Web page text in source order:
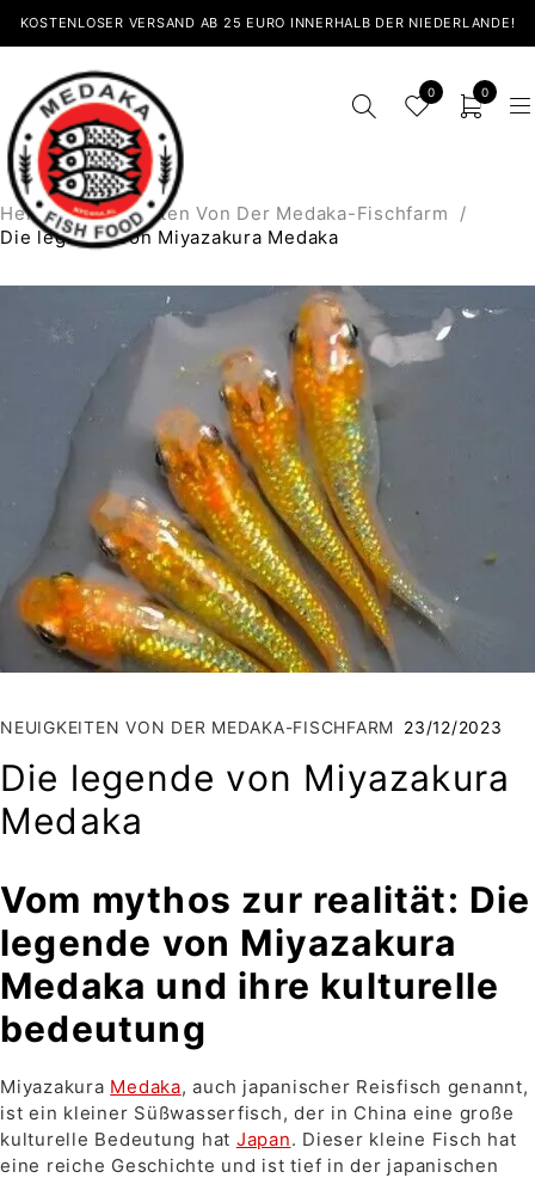
KOSTENLOSER VERSAND AB 25 EURO INNERHALB DER NIEDERLANDE!
0 0
Heim / Neuigkeiten Von Der Medaka-Fischfarm
/
Die legende von Miyazakura Medaka
NEUIGKEITEN VON DER MEDAKA-FISCHFARM 23/12/2023
Die legende von Miyazakura
Medaka
Vom mythos zur realität: Die
legende von Miyazakura
Medaka und ihre kulturelle
bedeutung
Miyazakura Medaka, auch japanischer Reisfisch genannt,
ist ein kleiner Süßwasserfisch, der in China eine große
kulturelle Bedeutung hat Japan. Dieser kleine Fisch hat
eine reiche Geschichte und ist tief in der japanischen